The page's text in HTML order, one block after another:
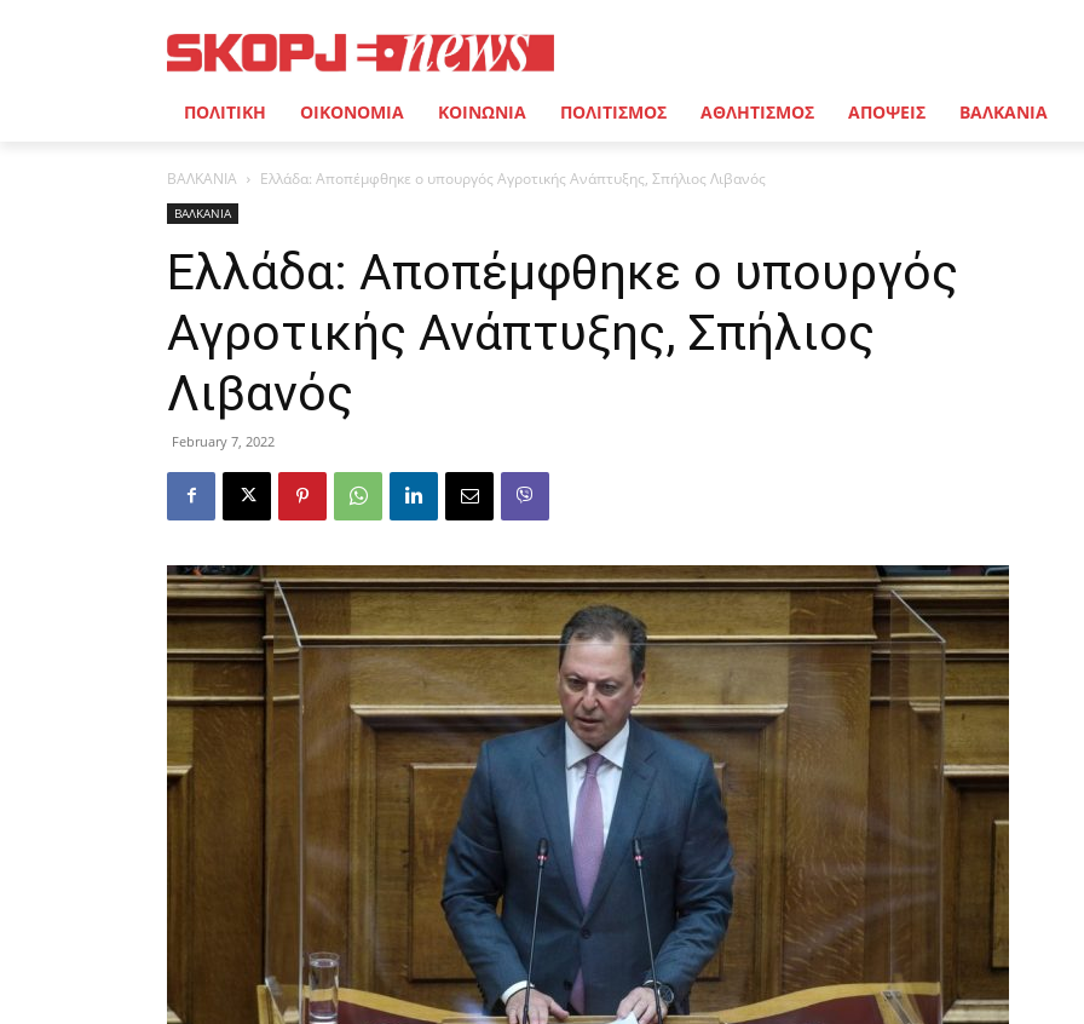
ΠΟΛΙΤΙΚΗ ΟΙΚΟΝΟΜΙΑ ΚΟΙΝΩΝΙΑ ΠΟΛΙΤΙΣΜΟΣ ΑΘΛΗΤΙΣΜΟΣ ΑΠΟΨΕΙΣ ΒΑΛΚΑΝΙΑ
ΒΑΛΚΑΝΙΑ Ελλάδα: Αποπέμφθηκε ο υπουργός Αγροτικής Ανάπτυξης, Σπήλιος Λιβανός
ΒΑΛΚΑΝΙΑ
Ελλάδα: Αποπέμφθηκε ο υπουργός
Αγροτικής Ανάπτυξης, Σπήλιος
Λιβανός
February 7, 2022